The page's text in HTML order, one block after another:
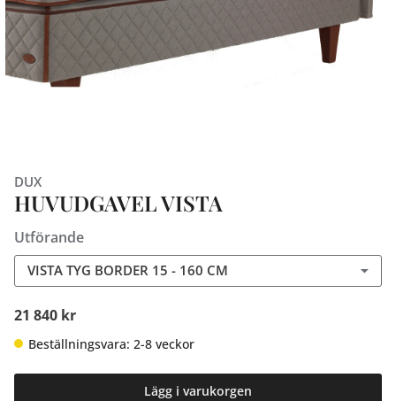
DUX
HUVUDGAVEL VISTA
Utförande
VISTA TYG BORDER 15 - 160 CM
21 840 kr
Beställningsvara: 2-8 veckor
Lägg i varukorgen